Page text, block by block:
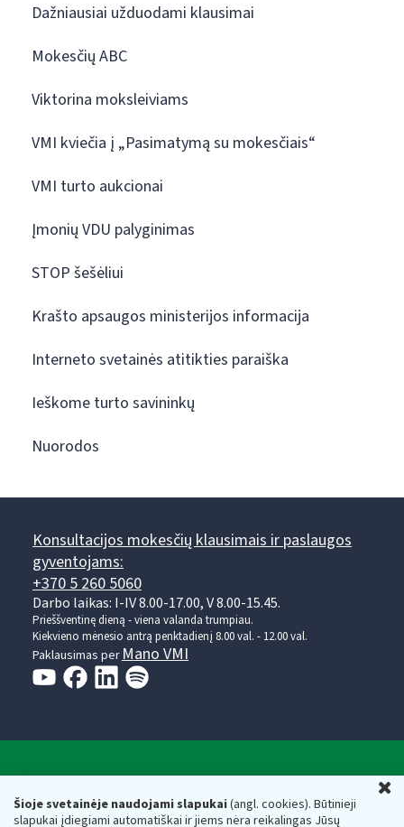
Šioje svetainėje naudojami slapukai(angl. cookies). Būtinieji
slapukai įdiegiami automatiškai ir jiems nėra reikalingas Jūsų
Dažniausiai užduodami klausimai
Mokesčių ABC
Viktorina moksleiviams
VMI kviečia į „Pasimatymą su mokesčiais“
VMI turto aukcionai
Įmonių VDU palyginimas
STOP šešėliui
Krašto apsaugos ministerijos informacija
Interneto svetainės atitikties paraiška
Ieškome turto savininkų
Nuorodos
Konsultacijos mokesčių klausimais ir paslaugos
gyventojams:
+370 5 260 5060
Darbo laikas: I-IV 8.00-17.00, V 8.00-15.45.
Prieššventinę dieną - viena valanda trumpiau.
Kiekvieno mėnesio antrą penktadienį 8.00 val. - 12.00 val.
Paklausimas per Mano VMI
Respublikos finansų ministerijos